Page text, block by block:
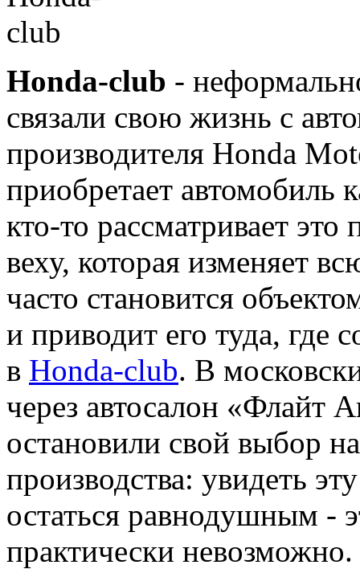
Honda-club -
связали свою жизнь с
производителя Honda
приобретает автомобиль
кто-то рассматривает
веху, которая изменяет
часто становится
и приводит его туда,
в Honda-club. В
через автосалон «Флайт
остановили свой выбор
производства: увидеть
остаться равнодушным -
практически невозможно.